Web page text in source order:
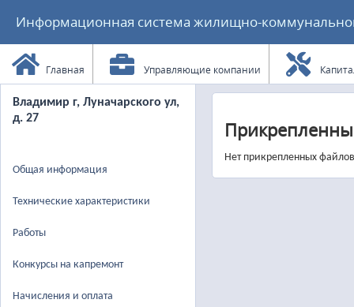
Информационная система жилищно-
Главная Управляющие компании
Владимир г, Луначарского ул,
д. 27
Общая информация
Технические характеристики
Работы
Конкурсы на капремонт
Начисления и оплата
Нет прикрепленных файлов